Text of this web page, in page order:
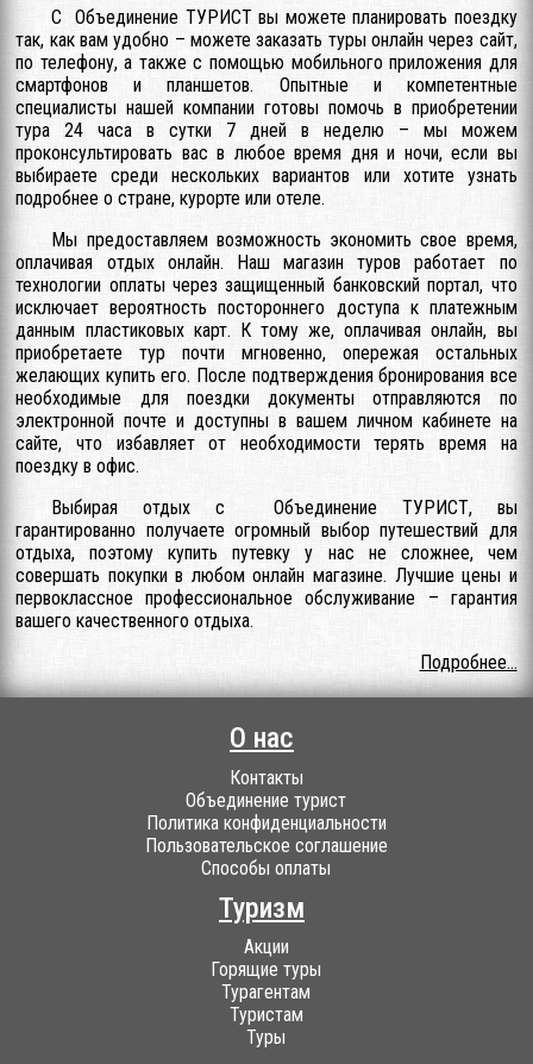
С Объединение ТУРИСТ вы можете планировать поездку
так, как вам удобно – можете заказать туры онлайн через сайт,
по телефону, а также с помощью мобильного приложения для
смартфонов и планшетов. Опытные и компетентные
специалисты нашей компании готовы помочь в приобретении
тура 24 часа в сутки 7 дней в неделю – мы можем
проконсультировать вас в любое время дня и ночи, если вы
выбираете среди нескольких вариантов или хотите узнать
подробнее о стране, курорте или отеле.
Мы предоставляем возможность экономить свое время,
оплачивая отдых онлайн. Наш магазин туров работает по
технологии оплаты через защищенный банковский портал, что
исключает вероятность постороннего доступа к платежным
данным пластиковых карт. К тому же, оплачивая онлайн, вы
приобретаете тур почти мгновенно, опережая остальных
желающих купить его. После подтверждения бронирования все
необходимые для поездки документы отправляются по
электронной почте и доступны в вашем личном кабинете на
сайте, что избавляет от необходимости терять время на
поездку в офис.
Выбирая отдых с Объединение ТУРИСТ, вы
гарантированно получаете огромный выбор путешествий для
отдыха, поэтому купить путевку у нас не сложнее, чем
совершать покупки в любом онлайн магазине. Лучшие цены и
первоклассное профессиональное обслуживание – гарантия
вашего качественного отдыха.
Подробнее...
О нас
Контакты
Объединение турист
Политика конфиденциальности
Пользовательское соглашение
Способы оплаты
Туризм
Акции
Горящие туры
Турагентам
Туристам
Туры